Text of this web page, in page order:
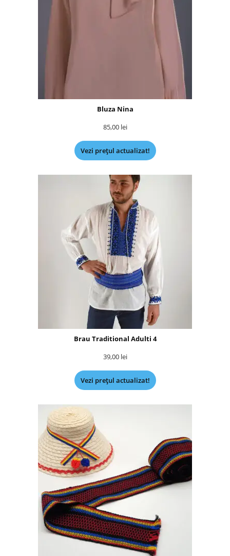
Bluza Nina
85,00 lei
Vezi prețul actualizat!
Brau Traditional Adulti 4
39,00 lei
Vezi prețul actualizat!